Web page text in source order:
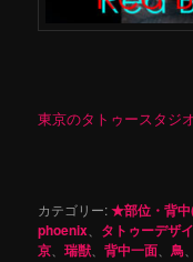
東京のタトゥースタ
カテゴリー:★部位・背中
phoenix
タトゥーデザ
京 、瑞獣 、背中一面 、鳥